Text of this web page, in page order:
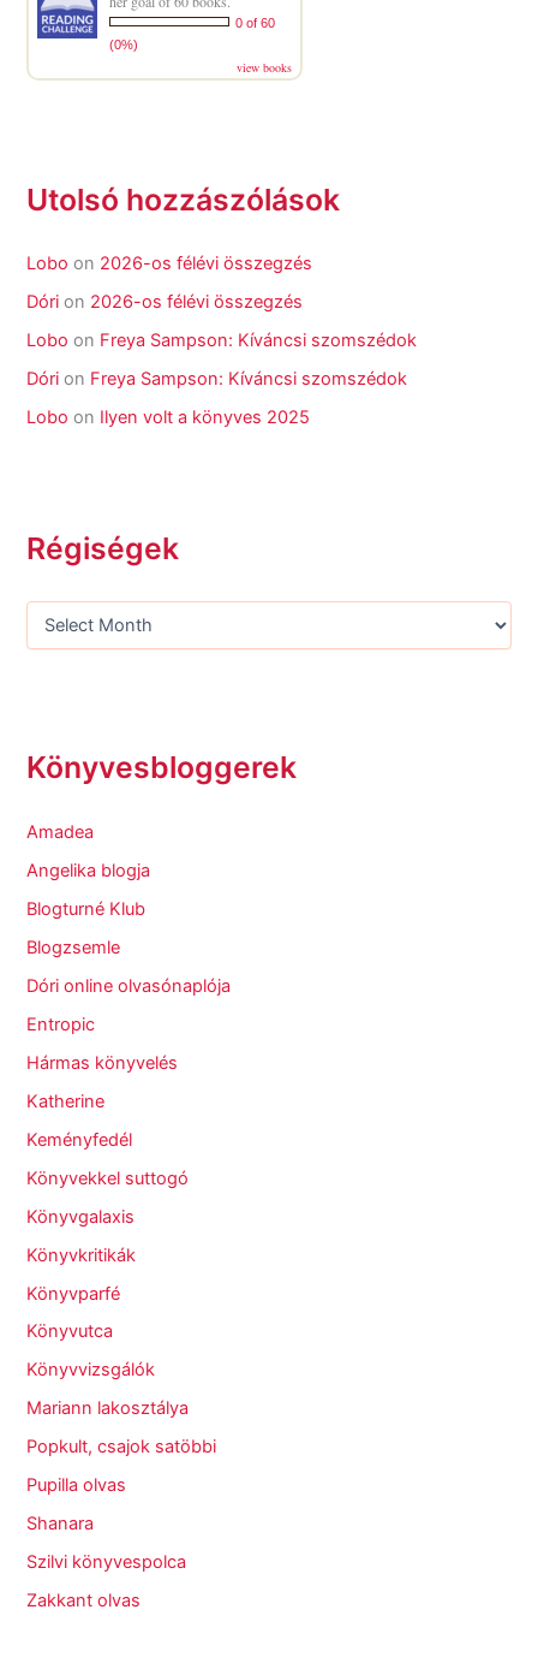
0 of 60
(0%)
view books
Utolsó hozzászólások
Lobo on 2026-os félévi összegzés
Dóri on 2026-os félévi összegzés
Lobo on Freya Sampson: Kíváncsi szomszédok
Dóri on Freya Sampson: Kíváncsi szomszédok
Lobo on Ilyen volt a könyves 2025
Régiségek
Könyvesbloggerek
Amadea
Angelika blogja
Blogturné Klub
Blogzsemle
Dóri online olvasónaplója
Entropic
Hármas könyvelés
Katherine
Keményfedél
Könyvekkel suttogó
Könyvgalaxis
Könyvkritikák
Könyvparfé
Könyvutca
Könyvvizsgálók
Mariann lakosztálya
Popkult, csajok satöbbi
Pupilla olvas
Shanara
Szilvi könyvespolca
Zakkant olvas